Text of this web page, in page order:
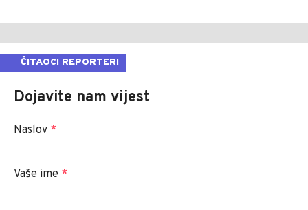
ČITAOCI REPORTERI
Dojavite nam vijest
Naslov *
Vaše ime *